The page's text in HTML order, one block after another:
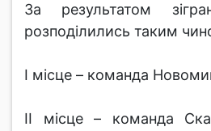
За результатом
розподілились таким
І місце – команда
ІІ місце – команда